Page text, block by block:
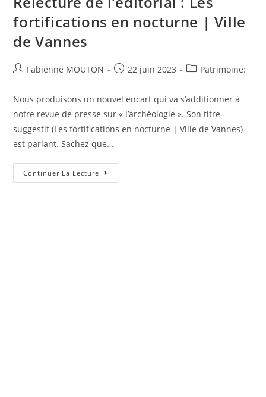
fortifications en nocturne | Ville
de Vannes
Auteur/autrice
publication :
Fabienne MOUTON
Post22 juin 2023
PostPatrimoine:
Nous produisons un nouvel encart qui va s’additionner à
notre revue de presse sur « l’archéologie ». Son titre
suggestif (Les fortifications en nocturne | Ville de Vannes)
est parlant. Sachez que…
Continuer La Lecture Relecture
De